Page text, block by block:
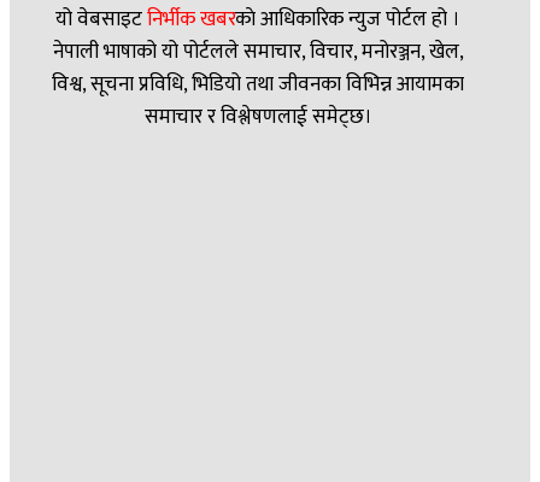
यो वेबसाइटनिर्भीक खबरकाे आधिकारिक न्युज पोर्टल हो ।
नेपाली भाषाको यो पोर्टलले समाचार, विचार, मनोरञ्जन, खेल,
विश्व, सूचना प्रविधि, भिडियो तथा जीवनका विभिन्न आयामका
समाचार र विश्लेषणलाई समेट्छ।